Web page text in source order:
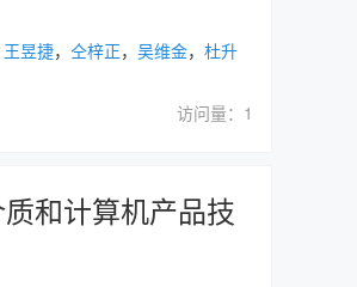
王昱捷， 仝梓正， 吴维金， 杜升
访问量：1
和计算机产品技